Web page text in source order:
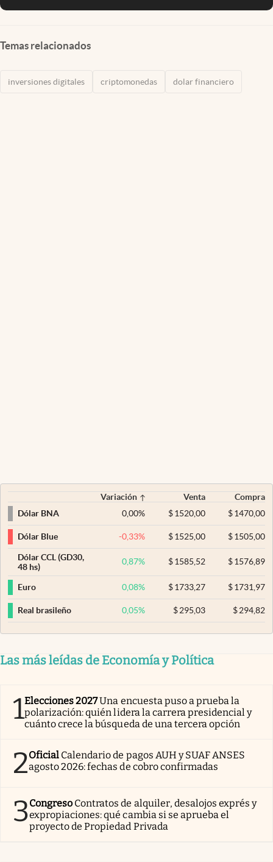
Temas relacionados
inversiones digitales criptomonedas dolar financiero
Variación Venta
Compra
Dólar BNA
0,00% $ 1520,00 $1470,00
Dólar Blue -0,33% $ 1525,00 $1505,00
Dólar CCL (GD30,
48 hs)
0,87% $ 1585,52 $1576,89
Euro 0,08% $ 1733,27 $1731,97
Real brasileño 0,05% $ 295,03 $294,82
Las más leídas de Economía y Política
1Elecciones 2027Una encuesta puso a prueba la
polarización: quién lidera la carrera presidencial y
cuánto crece la búsqueda de una tercera opción
2Oficial Calendario de pagos AUH y SUAF ANSES
agosto 2026: fechas de cobro confirmadas
3Congreso Contratos de alquiler, desalojos exprés y
expropiaciones: qué cambia si se aprueba el
proyecto de Propiedad Privada